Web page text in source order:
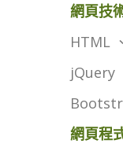
網頁技
HTML
jQuery
網頁程